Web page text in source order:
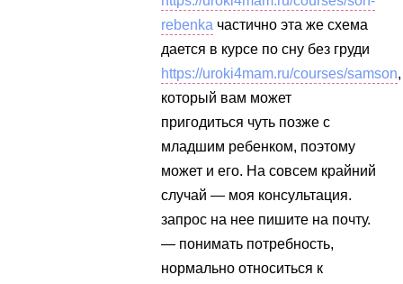
rebenka частично эта же схема
дается в курсе по сну без груди
https://uroki4mam.ru/courses/samson,
который вам может
пригодиться чуть позже с
младшим ребенком, поэтому
может и его. На совсем крайний
случай — моя консультация.
запрос на нее пишите на почту.
— понимать потребность,
нормально относиться к